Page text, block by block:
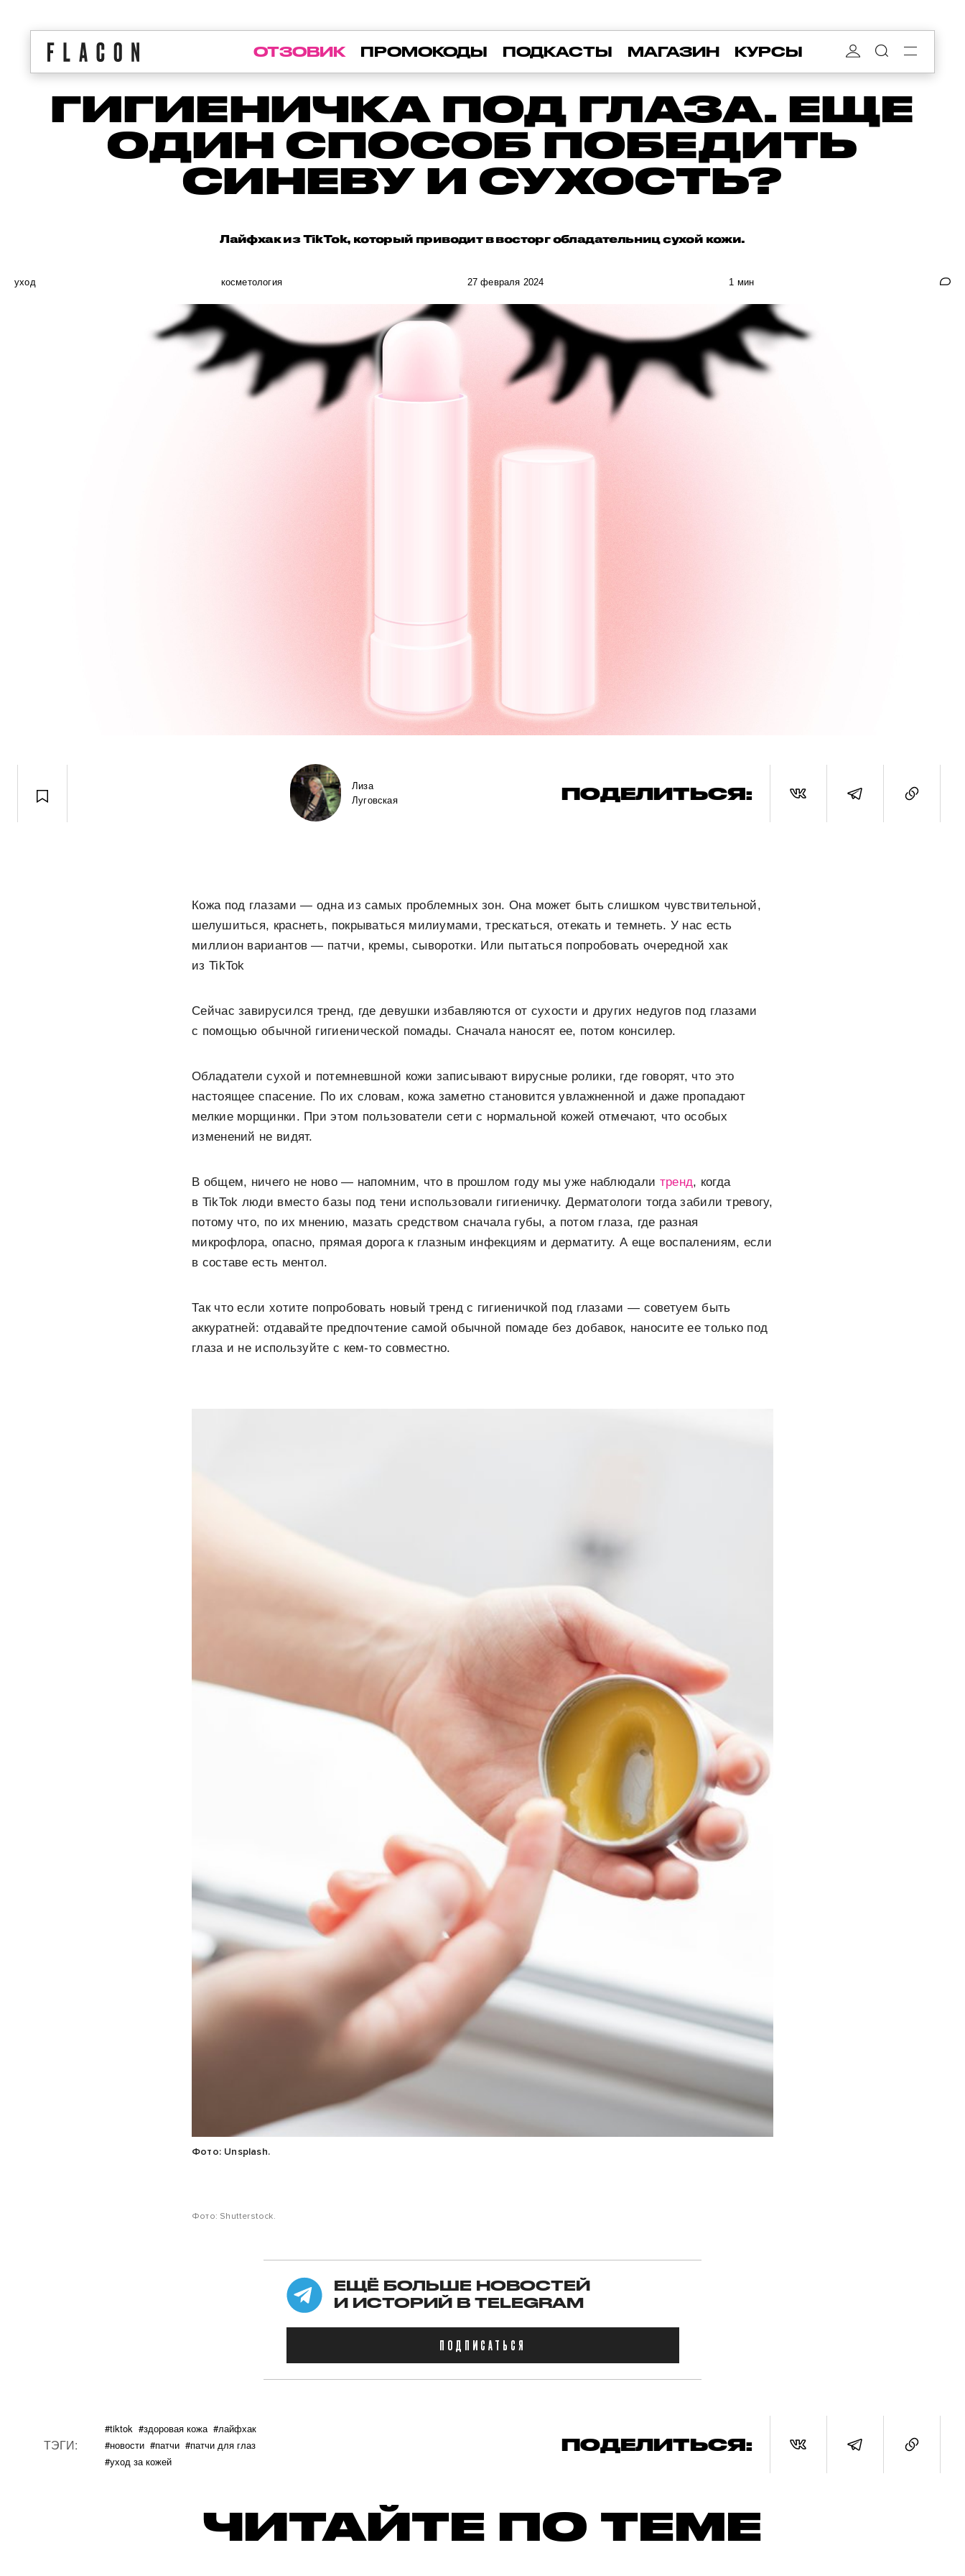
ОТЗОВИК ПРОМОКОДЫ ПОДКАСТЫ МАГАЗИН КУРСЫ
ГИГИЕНИЧКА ПОД ГЛАЗА. ЕЩЕ
ОДИН СПОСОБ ПОБЕДИТЬ
СИНЕВУ И СУХОСТЬ?
Лайфхак из TikTok, который приводит в восторг обладательниц сухой кожи.
уход косметология 27 февраля 2024 1 мин
Лиза
Луговская
ПОДЕЛИТЬСЯ:
Кожа под глазами — одна из самых проблемных зон. Она может быть слишком чувствительной,
шелушиться, краснеть, покрываться милиумами, трескаться, отекать и темнеть. У нас есть
миллион вариантов — патчи, кремы, сыворотки. Или пытаться попробовать очередной хак
из TikTok
Сейчас завирусился тренд, где девушки избавляются от сухости и других недугов под глазами
с помощью обычной гигиенической помады. Сначала наносят ее, потом консилер.
Обладатели сухой и потемневшной кожи записывают вирусные ролики, где говорят, что это
настоящее спасение. По их словам, кожа заметно становится увлажненной и даже пропадают
мелкие морщинки. При этом пользователи сети с нормальной кожей отмечают, что особых
изменений не видят.
В общем, ничего не ново — напомним, что в прошлом году мы уже наблюдали тренд, когда
в TikTok люди вместо базы под тени использовали гигиеничку. Дерматологи тогда забили тревогу,
потому что, по их мнению, мазать средством сначала губы, а потом глаза, где разная
микрофлора, опасно, прямая дорога к глазным инфекциям и дерматиту. А еще воспалениям, если
в составе есть ментол.
Так что если хотите попробовать новый тренд с гигиеничкой под глазами — советуем быть
аккуратней: отдавайте предпочтение самой обычной помаде без добавок, наносите ее только под
глаза и не используйте с кем-то совместно.
Фото: Unsplash.
Фото: Shutterstock.
ЕЩЁ БОЛЬШЕ НОВОСТЕЙ
И ИСТОРИЙ В TELEGRAM
ПОДПИСАТЬСЯ
ТЭГИ:
#tiktok #здоровая кожа #лайфхак
#новости #патчи #патчи для глаз
#уход за кожей
ПОДЕЛИТЬСЯ:
ЧИТАЙТЕ ПО ТЕМЕ